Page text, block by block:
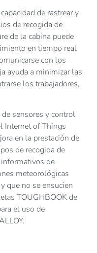
de rastrear y
de recogida de
de la cabina puede
en tiempo real
con los
ayuda a minimizar las
los trabajadores,
sensores y control
Internet of Things
en la prestación de
de recogida de
de
meteorológicas
que no se ensucien
TOUGHBOOK de
el uso de